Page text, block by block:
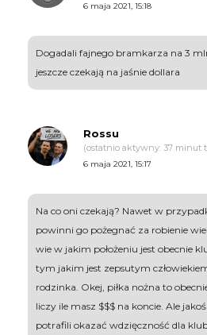
6 maja 2021, 15:18
Dogadali fajnego bramkarza na 3
jeszcze czekają na jaśnie dollara
Rossu
(ostatnio aktywny: 37 minut
6 maja 2021, 15:17
Na co oni czekają? Nawet w
powinni go pożegnać za robienie
wie w jakim położeniu jest obecnie
tym jakim jest zepsutym
rodzinka. Okej, piłka nożna to
liczy ile masz $$$ na koncie. Ale
potrafili okazać wdzięczność dla